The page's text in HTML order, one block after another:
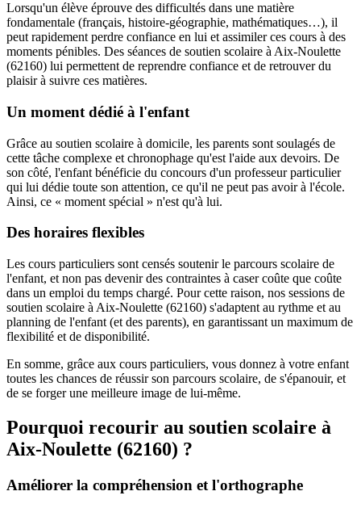
Lorsqu'un élève éprouve des difficultés dans une matière
fondamentale (français, histoire-géographie, mathématiques…), il
peut rapidement perdre confiance en lui et assimiler ces cours à des
moments pénibles. Des séances de soutien scolaire à Aix-Noulette
(62160) lui permettent de reprendre confiance et de retrouver du
plaisir à suivre ces matières.
Un moment dédié à l'enfant
Grâce au soutien scolaire à domicile, les parents sont soulagés de
cette tâche complexe et chronophage qu'est l'aide aux devoirs. De
son côté, l'enfant bénéficie du concours d'un professeur particulier
qui lui dédie toute son attention, ce qu'il ne peut pas avoir à l'école.
Ainsi, ce « moment spécial » n'est qu'à lui.
Des horaires flexibles
Les cours particuliers sont censés soutenir le parcours scolaire de
l'enfant, et non pas devenir des contraintes à caser coûte que coûte
dans un emploi du temps chargé. Pour cette raison, nos sessions de
soutien scolaire à Aix-Noulette (62160) s'adaptent au rythme et au
planning de l'enfant (et des parents), en garantissant un maximum de
flexibilité et de disponibilité.
En somme, grâce aux cours particuliers, vous donnez à votre enfant
toutes les chances de réussir son parcours scolaire, de s'épanouir, et
de se forger une meilleure image de lui-même.
Pourquoi recourir au soutien scolaire à
Aix-Noulette (62160) ?
Améliorer la compréhension et l'orthographe